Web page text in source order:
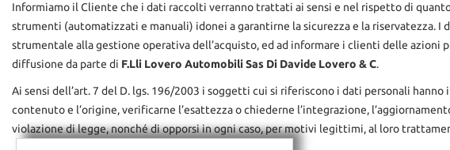
Informiamo il Cliente che i dati raccolti verranno trattati ai sensi e nel rispetto di
strumenti (automatizzati e manuali) idonei a garantirne la sicurezza e la
strumentale alla gestione operativa dell’acquisto, ed ad informare i clienti delle
diffusione da parte di F.Lli Lovero Automobili Sas Di Davide Lovero & C.
Ai sensi dell’art. 7 del D. lgs. 196/2003 i soggetti cui si riferiscono i dati personali
contenuto e l’origine, verificarne l’esattezza o chiederne l’integrazione,
violazione di legge, nonché di opporsi in ogni caso, per motivi legittimi, al loro
che
adottiamo
per
offrire
funzionalità
e
svolgere
le